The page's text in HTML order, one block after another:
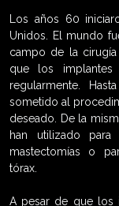
Los años 60
Unidos. El mundo
campo de la
que los implantes
regularmente.
sometido al
deseado. De la
han utilizado para
mastectomías o
tórax.
A pesar de que los